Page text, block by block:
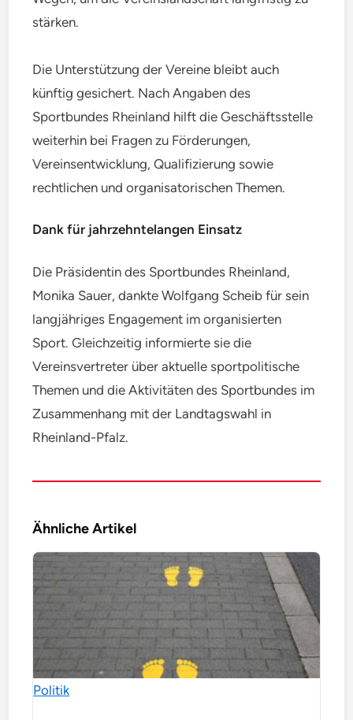
stärken.
Die Unterstützung der Vereine bleibt auch
künftig gesichert. Nach Angaben des
Sportbundes Rheinland hilft die Geschäftsstelle
weiterhin bei Fragen zu Förderungen,
Vereinsentwicklung, Qualifizierung sowie
rechtlichen und organisatorischen Themen.
Dank für jahrzehntelangen Einsatz
Die Präsidentin des Sportbundes Rheinland,
Monika Sauer, dankte Wolfgang Scheib für sein
langjähriges Engagement im organisierten
Sport. Gleichzeitig informierte sie die
Vereinsvertreter über aktuelle sportpolitische
Themen und die Aktivitäten des Sportbundes im
Zusammenhang mit der Landtagswahl in
Rheinland-Pfalz.
Ähnliche Artikel
Politik